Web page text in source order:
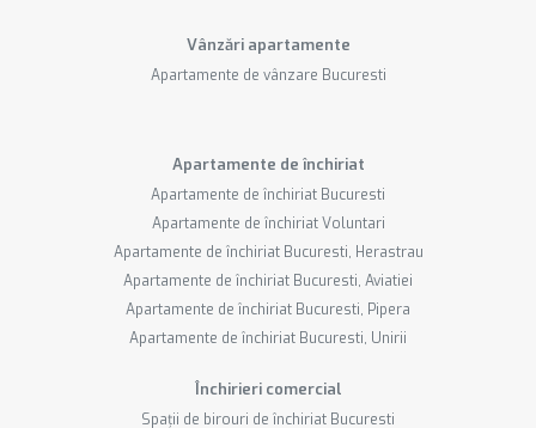
Vânzări apartamente
Apartamente de vânzare Bucuresti
Apartamente de închiriat
Apartamente de închiriat Bucuresti
Apartamente de închiriat Voluntari
Apartamente de închiriat Bucuresti, Herastrau
Apartamente de închiriat Bucuresti, Aviatiei
Apartamente de închiriat Bucuresti, Pipera
Apartamente de închiriat Bucuresti, Unirii
Închirieri comercial
Spații de birouri de închiriat Bucuresti